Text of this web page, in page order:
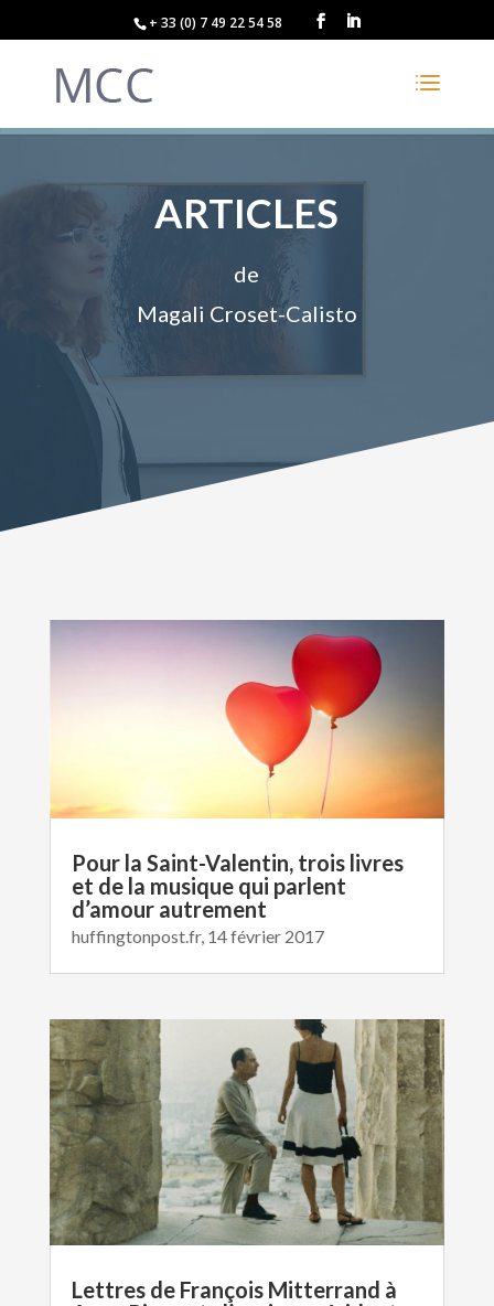
+ 33 (0) 7 49 22 54 58
ARTICLES
de
Magali Croset-Calisto
Pour la Saint-Valentin, trois livres
et de la musique qui parlent
d’amour autrement
huffingtonpost.fr, 14 février 2017
Lettres de François Mitterrand à